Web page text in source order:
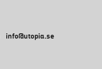
info@utopia.se